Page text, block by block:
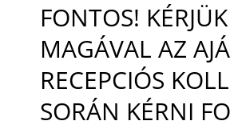
FONTOS!
MAGÁVAL AZ
RECEPCIÓS
SORÁN KÉRNI